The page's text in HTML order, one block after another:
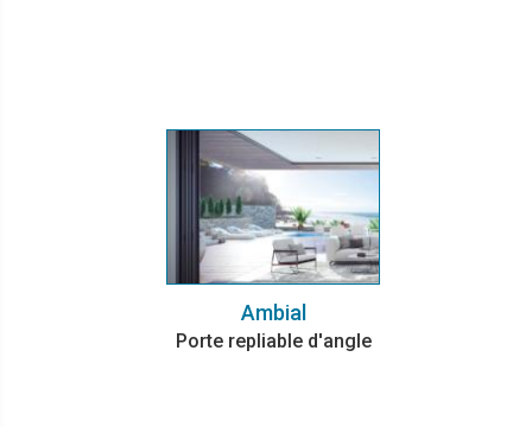
Ambial
Porte repliable d'angle